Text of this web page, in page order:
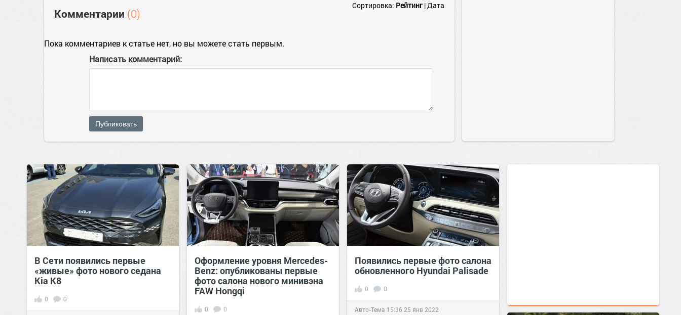
Комментарии (0)
Сортировка: Рейтинг|Дата
Пока комментариев к статье нет, но вы можете стать первым.
Написать комментарий:
Публиковать
В Сети появились первые
«живые» фото нового седана
Kia K8
0 0
Оформление уровня Mercedes-
Benz: опубликованы первые
фото салона нового минивэна
FAW Hongqi
0 0
Появились первые фото салона
обновленного Hyundai Palisade
0 0
Авто-Тема 15:36 25 янв 2022